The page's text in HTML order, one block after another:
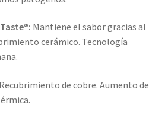
Mantiene el sabor gracias al
cerámico. Tecnología
Recubrimiento de cobre. Aumento de